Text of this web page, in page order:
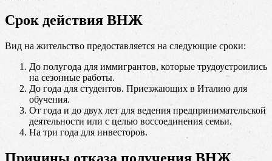
Срок действия ВНЖ
Вид на жительство предоставляется на следующие сроки:
До полугода для иммигрантов, которые трудоустроились
на сезонные работы.
До года для студентов. Приезжающих в Италию для
обучения.
От года и до двух лет для ведения предпринимательской
деятельности или с целью воссоединения семьи.
На три года для инвесторов.
Причины отказа получения ВНЖ